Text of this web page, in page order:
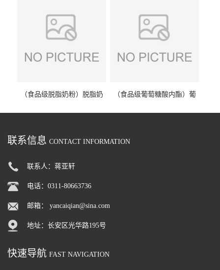
（食品级脱脂奶粉）脱脂奶
（食品级葡萄糖酸内酯）葡
联系信息 CONTACT INFORMATION
联系人：蒋亚轩
电话：0311-80663736
邮箱： yancaiqian@sina.com
地址：长安区光华路195号
快速导航 FAST NAVIGATION